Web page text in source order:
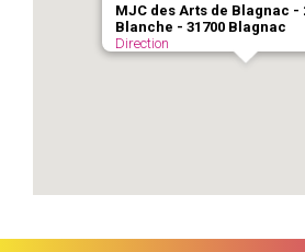
MJC des Arts de Blagnac -
Blanche - 31700 Blagnac
Direction